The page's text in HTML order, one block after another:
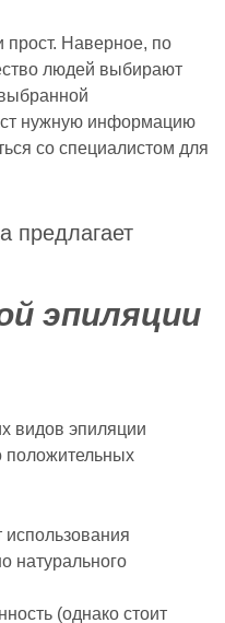
Наверное, по
людей выбирают
нужную информацию
со специалистом для
эпиляции
видов эпиляции
положительных
использования
натурального
(однако стоит